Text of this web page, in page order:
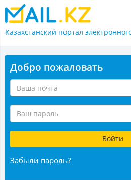
Казахстанский портал
Добро пожаловать
Забыли пароль?